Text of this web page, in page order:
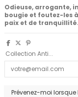
Odieuse, arrogante,
bougie et foutez-les
paix et de tranquillité.
Collection Anti...